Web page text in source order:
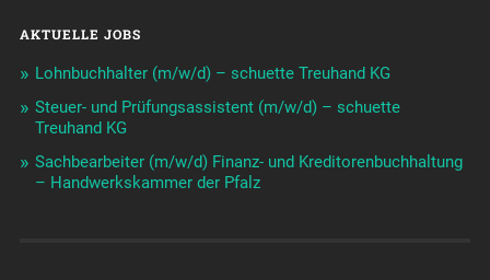
AKTUELLE JOBS
Lohnbuchhalter (m/w/d) – schuette Treuhand KG
Steuer- und Prüfungsassistent (m/w/d) – schuette
Treuhand KG
Sachbearbeiter (m/w/d) Finanz- und Kreditorenbuchhaltung
– Handwerkskammer der Pfalz